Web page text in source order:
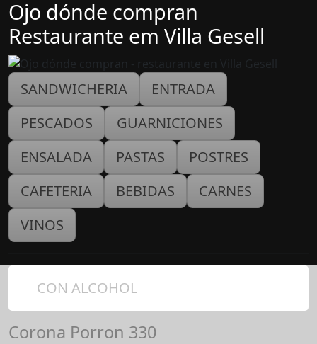
Ojo dónde compran
Restaurante em Villa Gesell
SANDWICHERIA
ENTRADA
PESCADOS
GUARNICIONES
ENSALADA
PASTAS
POSTRES
CAFETERIA
BEBIDAS
CARNES
VINOS
CON ALCOHOL
Corona Porron 330